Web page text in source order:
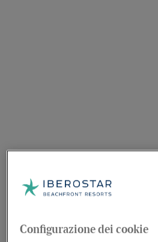
Configurazione dei cookie